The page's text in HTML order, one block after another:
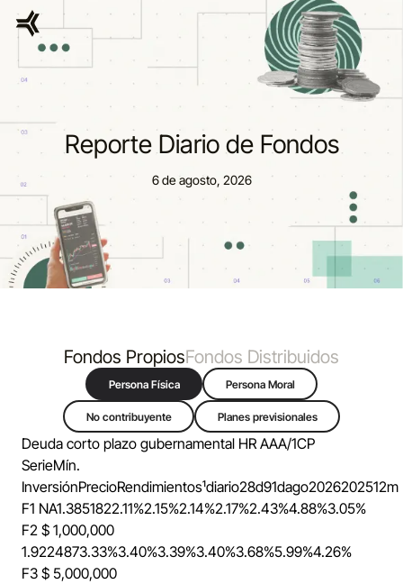
Reporte Diario de Fondos
6 de agosto, 2026
Fondos PropiosFondos Distribuidos
Persona Física Persona Moral
No contribuyente Planes previsionales
Deuda corto plazo gubernamental HR AAA/1CP
SerieMín.
InversiónPrecioRendimientos¹diario28d91dago2026202512m
F1 NA1.3851822.11%2.15%2.14%2.17%2.43%4.88%3.05%
F2 $ 1,000,000
1.9224873.33%3.40%3.39%3.40%3.68%5.99%4.26%
F3 $ 5,000,000